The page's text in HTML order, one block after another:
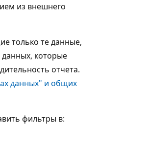
из внешнего
только те данные,
которые
отчета.
данных" и общих
фильтры в: